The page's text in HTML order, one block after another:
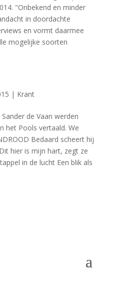
"Onbekend en minder
in doordachte
en vormt daarmee
mogelijke soorten
| Krant
de Vaan werden
het Pools vertaald. We
Bedaard scheert hij
hier is mijn hart, zegt ze
in de lucht Een blik als